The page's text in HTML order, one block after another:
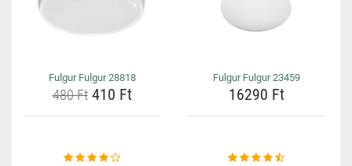
Fulgur Fulgur 28818
480 Ft410 Ft
Fulgur Fulgur 23459
16290 Ft